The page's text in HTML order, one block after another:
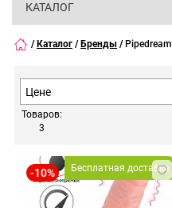
КАТАЛОГ
/ Каталог / Бренды / Pipedream
Товаров:
3
Бесплатная доставка